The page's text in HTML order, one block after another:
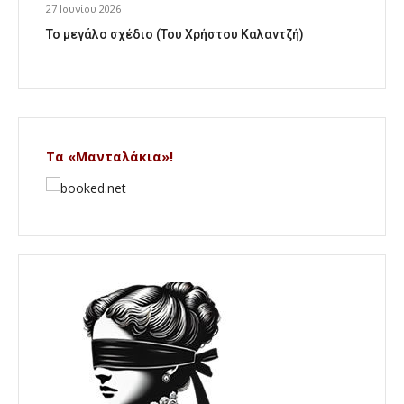
27 Ιουνίου 2026
Το μεγάλο σχέδιο (Του Χρήστου Καλαντζή)
Τα «Μανταλάκια»!